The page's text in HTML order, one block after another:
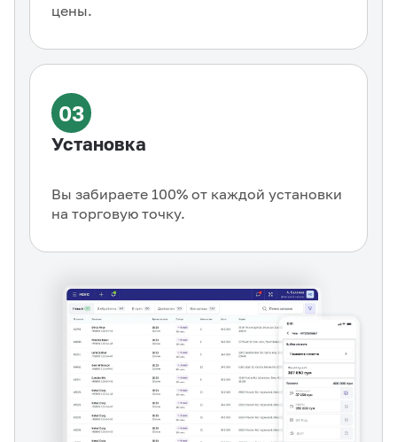
цены.
03
Установка
Вы забираете 100% от каждой установки
на торговую точку.